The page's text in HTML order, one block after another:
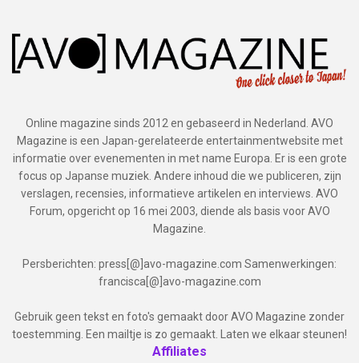
Online magazine sinds 2012 en gebaseerd in Nederland. AVO
Magazine is een Japan-gerelateerde entertainmentwebsite met
informatie over evenementen in met name Europa. Er is een grote
focus op Japanse muziek. Andere inhoud die we publiceren, zijn
verslagen, recensies, informatieve artikelen en interviews. AVO
Forum, opgericht op 16 mei 2003, diende als basis voor AVO
Magazine.
Persberichten: press[@]avo-magazine.com Samenwerkingen:
francisca[@]avo-magazine.com
Gebruik geen tekst en foto's gemaakt door AVO Magazine zonder
toestemming. Een mailtje is zo gemaakt. Laten we elkaar steunen!
Affiliates